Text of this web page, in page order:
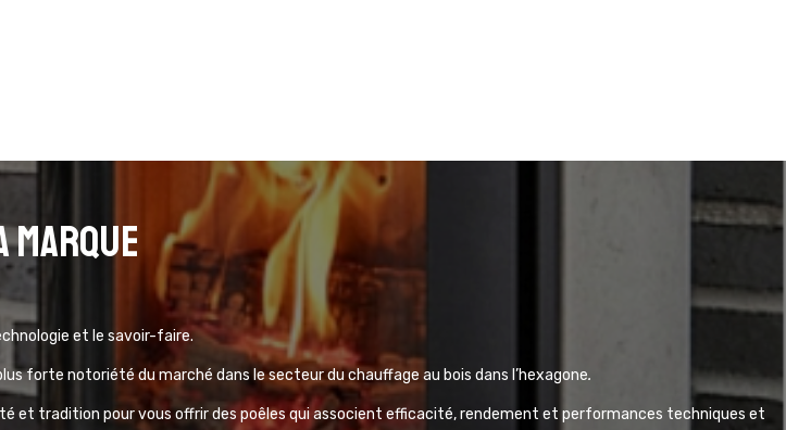
marque
et le savoir-faire.
forte notoriété du marché dans le secteur du chauffage au bois dans l’hexagone.
et tradition pour vous offrir des poêles qui associent efficacité, rendement et performances techniques et